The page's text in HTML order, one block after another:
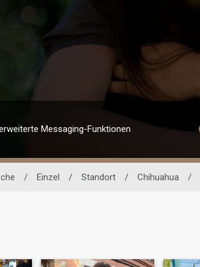
Messaging-Funktionen
/ Einzel / Standort / Chihuahua /